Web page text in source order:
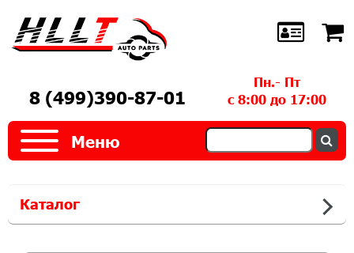
8 (499)390-87-01
Пн.- Пт
с 8:00 до 17:00
Меню
Каталог